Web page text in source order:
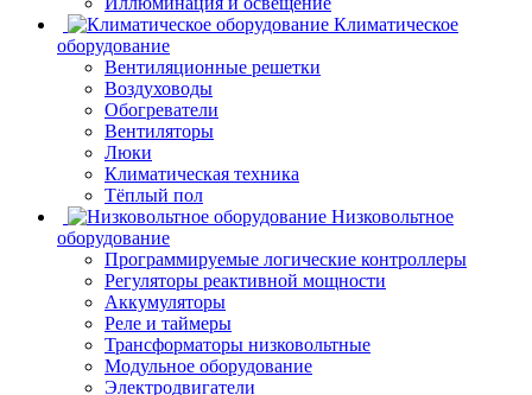
Климатическое
оборудование
Вентиляционные решетки
Воздуховоды
Обогреватели
Вентиляторы
Люки
Климатическая техника
Тёплый пол
Низковольтное
оборудование
Программируемые логические контроллеры
Регуляторы реактивной мощности
Аккумуляторы
Реле и таймеры
Трансформаторы низковольтные
Модульное оборудование
Электродвигатели